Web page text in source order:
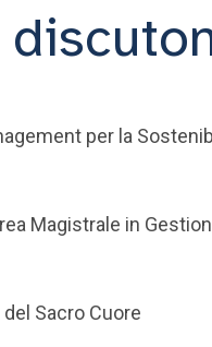
per la
Magistrale in
Sacro Cuore